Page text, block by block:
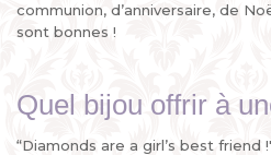
communion, d’anniversaire, de
sont bonnes !
Quel bijou offrir à
“Diamonds are a girl’s best friend